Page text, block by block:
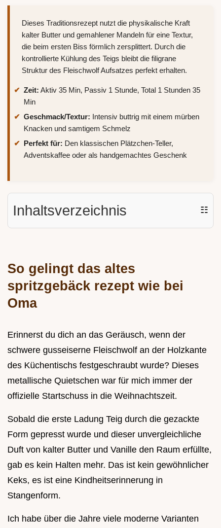
Dieses Traditionsrezept nutzt die physikalische Kraft
kalter Butter und gemahlener Mandeln für eine Textur,
die beim ersten Biss förmlich zersplittert. Durch die
kontrollierte Kühlung des Teigs bleibt die filigrane
Struktur des Fleischwolf Aufsatzes perfekt erhalten.
Zeit: Aktiv 35 Min, Passiv 1 Stunde, Total 1 Stunden 35
Min
Geschmack/Textur: Intensiv buttrig mit einem mürben
Knacken und samtigem Schmelz
Perfekt für: Den klassischen Plätzchen-Teller,
Adventskaffee oder als handgemachtes Geschenk
Inhaltsverzeichnis ☷
So gelingt das altes
spritzgebäck rezept wie bei
Oma
Erinnerst du dich an das Geräusch, wenn der
schwere gusseiserne Fleischwolf an der Holzkante
des Küchentischs festgeschraubt wurde? Dieses
metallische Quietschen war für mich immer der
offizielle Startschuss in die Weihnachtszeit.
Sobald die erste Ladung Teig durch die gezackte
Form gepresst wurde und dieser unvergleichliche
Duft von kalter Butter und Vanille den Raum erfüllte,
gab es kein Halten mehr. Das ist kein gewöhnlicher
Keks, es ist eine Kindheitserinnerung in
Stangenform.
Ich habe über die Jahre viele moderne Varianten